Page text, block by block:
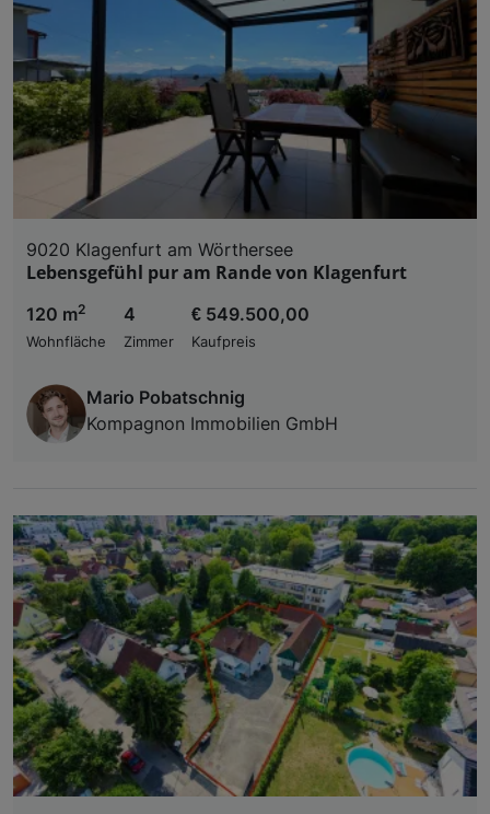
9020 Klagenfurt am Wörthersee
Lebensgefühl pur am Rande von Klagenfurt
120 m2
Wohnfläche
4
Zimmer
€ 549.500,00
Kaufpreis
Mario Pobatschnig
Kompagnon Immobilien GmbH